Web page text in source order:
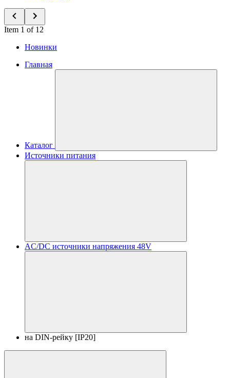
Item 1 of 12
Новинки
Главная
Каталог
Источники питания
AC/DC источники напряжения 48V
на DIN-рейку [IP20]